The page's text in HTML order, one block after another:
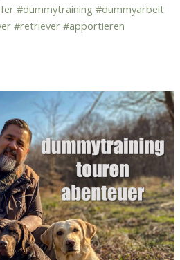
#dummytraining #dummyarbeit
#retriever #apportieren